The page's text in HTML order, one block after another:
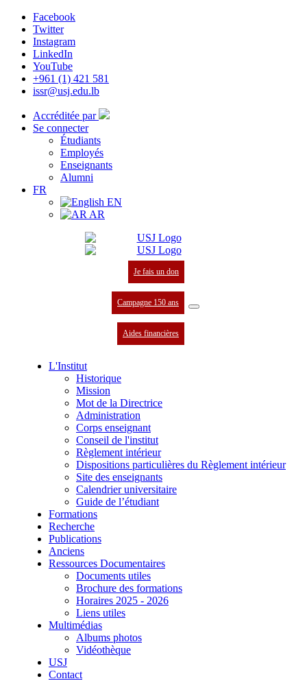
Facebook
Twitter
Instagram
LinkedIn
YouTube
+961 (1) 421 581
issr@usj.edu.lb
Accréditée par
Se connecter
Étudiants
Employés
Enseignants
Alumni
FR
EN
AR
Je fais un don
Campagne 150 ans
Aides financières
L'Institut
Historique
Mission
Mot de la Directrice
Administration
Corps enseignant
Conseil de l'institut
Règlement intérieur
Dispositions particulières du Règlement intérieur
Site des enseignants
Calendrier universitaire
Guide de l’étudiant
Formations
Recherche
Publications
Anciens
Ressources Documentaires
Documents utiles
Brochure des formations
Horaires 2025 - 2026
Liens utiles
Multimédias
Albums photos
Vidéothèque
USJ
Contact